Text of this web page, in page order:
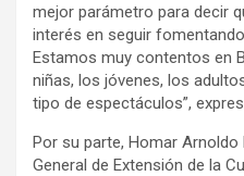
mejor parámetro para decir
interés en seguir
Estamos muy contentos en
niñas, los jóvenes, los
tipo de espectáculos”,
Por su parte, Homar Arnoldo
General de Extensión de la